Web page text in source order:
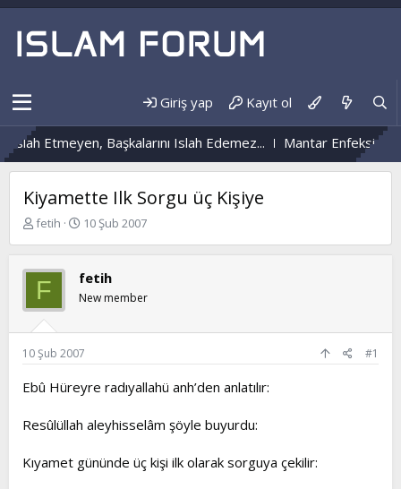
Giriş yap Kayıt ol
Etmeyen, Başkalarını Islah Edemez... Mantar Enfeksiyonu
Kiyamette Ilk Sorgu üç Kişiye
K
b
u
y
u
b
a
l
a
fetih
B
l
a
n
ı
ç
a
r
h
10 Şub 2007
F fetih
New member
10 Şub 2007 #1
Ebû Hüreyre radıyallahü anh’den anlatılır:
Resûlüllah aleyhisselâm şöyle buyurdu:
Kıyamet gününde üç kişi ilk olarak sorguya çekilir: